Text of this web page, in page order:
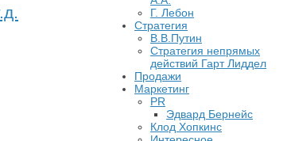
​Г. Лебон
Стратегия
В.В.Путин
​Стратегия непрямых
действий Гарт Лиддел
Продажи
Маркетинг
PR
Эдвард Бернейс
Клод Хопкинс